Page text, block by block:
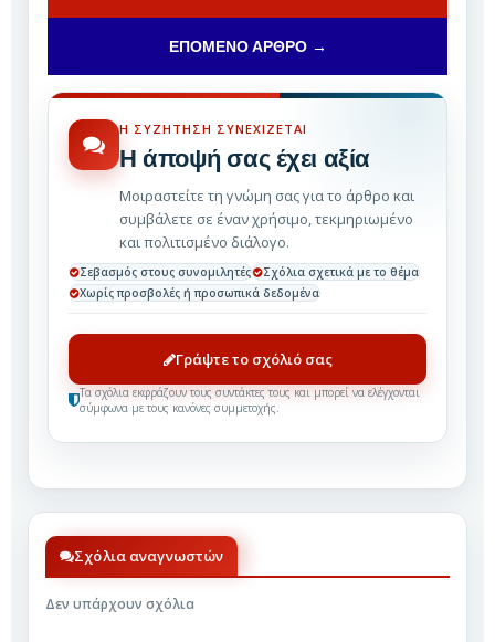
ΕΠΌΜΕΝΟ ΆΡΘΡΟ →
Η ΣΥΖΉΤΗΣΗ ΣΥΝΕΧΊΖΕΤΑΙ
Η άποψή σας έχει αξία
Μοιραστείτε τη γνώμη σας για το άρθρο και
συμβάλετε σε έναν χρήσιμο, τεκμηριωμένο
και πολιτισμένο διάλογο.
Σεβασμός στους συνομιλητές
Σχόλια σχετικά με το θέμα
Χωρίς προσβολές ή προσωπικά δεδομένα
Γράψτε το σχόλιό σας
Τα σχόλια εκφράζουν τους συντάκτες τους και μπορεί να ελέγχονται
σύμφωνα με τους κανόνες συμμετοχής.
Σχόλια αναγνωστών
Δεν υπάρχουν σχόλια